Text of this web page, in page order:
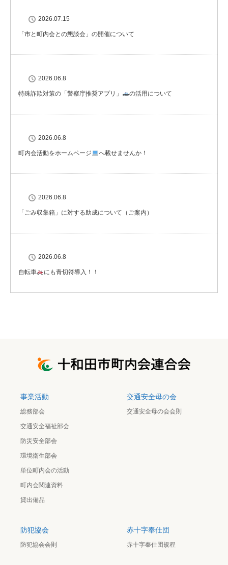
2026.07.15
「市と町内会との懇談会」の開催について
2026.06.8
特殊詐欺対策の「警察庁推奨アプリ」 の活用について
2026.06.8
町内会活動をホームページ へ載せませんか！
2026.06.8
「ごみ収集箱」に対する助成について（ご案内）
2026.06.8
自転車 にも青切符導入！！
事業活動
総務部会
交通安全福祉部会
防災安全部会
環境衛生部会
単位町内会の活動
町内会関連資料
貸出備品
交通安全母の会
交通安全母の会会則
防犯協会
防犯協会会則
赤十字奉仕団
赤十字奉仕団規程